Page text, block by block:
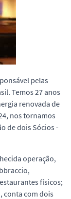
pelas
Temos 27 anos
renovada de
nos tornamos
de dois Sócios -
operação,
físicos;
conta com dois